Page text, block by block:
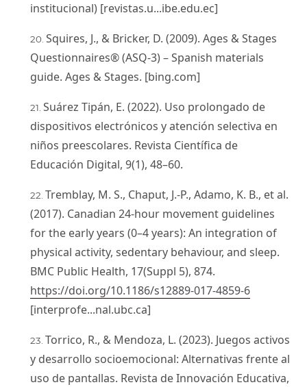
institucional) [revistas.u...ibe.edu.ec]
Squires, J., & Bricker, D. (2009). Ages & Stages
Questionnaires® (ASQ-3) – Spanish materials
guide. Ages & Stages. [bing.com]
Suárez Tipán, E. (2022). Uso prolongado de
dispositivos electrónicos y atención selectiva en
niños preescolares. Revista Científica de
Educación Digital, 9(1), 48–60.
Tremblay, M. S., Chaput, J.-P., Adamo, K. B., et al.
(2017). Canadian 24-hour movement guidelines
for the early years (0–4 years): An integration of
physical activity, sedentary behaviour, and sleep.
BMC Public Health, 17(Suppl 5), 874.
https://doi.org/10.1186/s12889-017-4859-6
[interprofe...nal.ubc.ca]
Torrico, R., & Mendoza, L. (2023). Juegos activos
y desarrollo socioemocional: Alternativas frente al
uso de pantallas. Revista de Innovación Educativa,